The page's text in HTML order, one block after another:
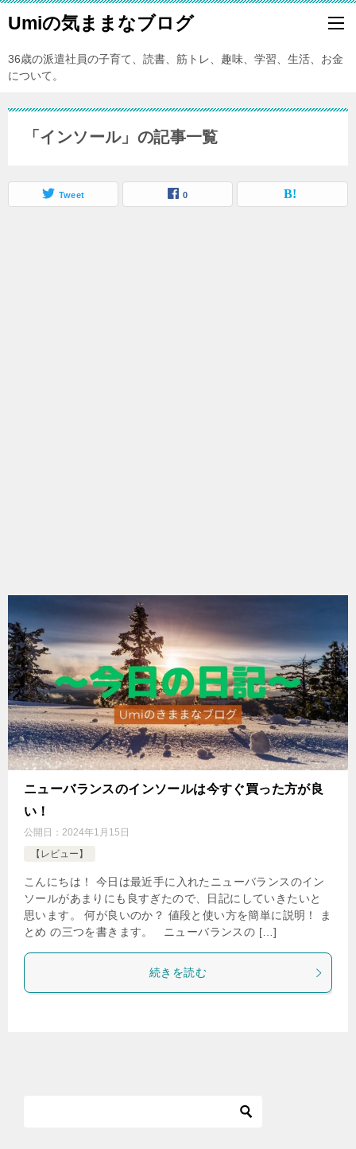
Umiの気ままなブログ
36歳の派遣社員の子育て、読書、筋トレ、趣味、学習、生活、お金
について。
「インソール」の記事一覧
Tweet 0
ニューバランスのインソールは今すぐ買った方が良
い！
公開日： 2024年1月15日
【レビュー】
こんにちは！ 今日は最近手に入れたニューバランスのイン
ソールがあまりにも良すぎたので、日記にしていきたいと
思います。 何が良いのか？ 値段と使い方を簡単に説明！ ま
とめ の三つを書きます。 ニューバランスの […]
続きを読む